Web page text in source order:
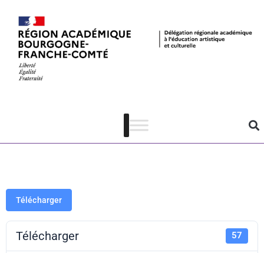
Mission
régionale
musique
Télécharger
Télécharger 57